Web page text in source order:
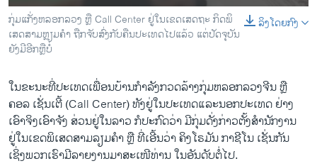
ສຽງ
ລາຍການກະຈາຍສຽງ
ຕິດຕາມພວກເຮົາ ທີ່
ພາສາຕ່າງໆ 720p 810p
240p
720p
810p
ລິງໂດຍກົງ
ກຸ່ມແກັ່ງຫລອກລວງ ຫຼື Call Center ຢູ່ໃນເຂດເສດຖະ ກິດພິ
ເສດສາມຫຼຽມຄຳ ຖືກຈັບສົ່ງກັບຄືນປະ​ເທດໄປແລ້ວ ແຕ່ປັດຈຸບັນ
ຍັງມີອີກຫຼືບໍ່
ໃນຂະນະທີ່ປະເທດເພື່ອນບ້ານກຳລັງກວດລ້າງກຸ່ມຫລອກລວງຈີນ ຫຼື
ຄອລ ເຊັ່ນເຕີ້ (Call Center) ທັງຢູ່ໃນປະເທດແລະນອກປະເທດ ຢ່າງ
ເອົາຈິງເອົາຈັງ ສ່ວນຢູ່ໃນລາວ ກໍປະກົດວ່າ ມີກຸ່ມດັ່ງກ່າວຕັ້ງສຳນັກງານ
ຢູ່ໃນເຂດພິເສດສາມລຽມຄຳ ຫຼື ທີ່ເອີ້ນວ່າ ຄິງໂຣມັນ ກາຊີໂນ ເຊັ່ນກັນ
ເຊິ່ງພວກເຮົາມີລາຍງານມາສະເໜີທ່ານ ໃນອັນດັບຕໍ່ໄປ.